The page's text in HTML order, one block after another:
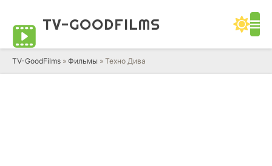
TV-GOODFILMS
TV-GoodFilms » Фильмы » Техно Дива